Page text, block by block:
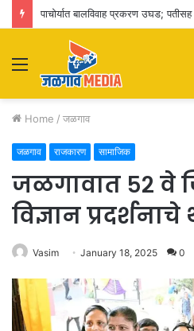
Menu
Home / जळगाव
जळगाव राजकारण सामाजिक
जळगावात ५२ वे
विज्ञान
Vasim January 18, 2025 0